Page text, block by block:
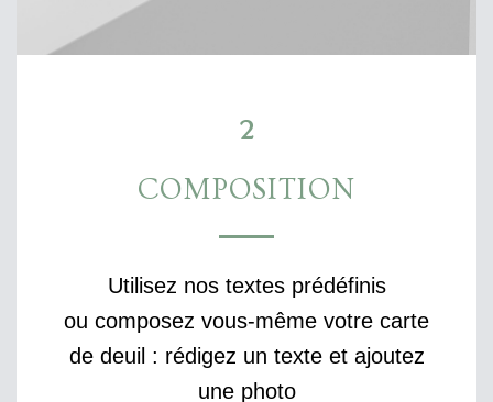
2
COMPOSITION
Utilisez nos textes prédéfinis
ou composez vous-même votre carte
de deuil : rédigez un texte et ajoutez
une photo